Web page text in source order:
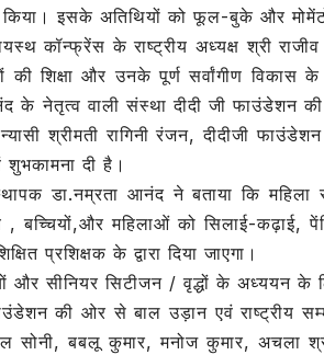
इसके अतिथियों को फूल-बुके और
कॉन्फ्रेंस के राष्ट्रीय अध्यक्ष श्री
शिक्षा और उनके पूर्ण सर्वांगीण विकास
के नेतृत्व वाली संस्था दीदी जी फाउंडेशन
श्रीमती रागिनी रंजन, दीदीजी
दी है।
डा.नम्रता आनंद ने बताया कि
, बच्चियों,और महिलाओं को सिलाई-कढ़ाई,
प्रशिक्षक के द्वारा दिया जाएगा।
और सीनियर सिटीजन / वृद्धों के अध्ययन
की ओर से बाल उड़ान एवं राष्ट्रीय
सोनी, बबलू कुमार, मनोज कुमार, अचला